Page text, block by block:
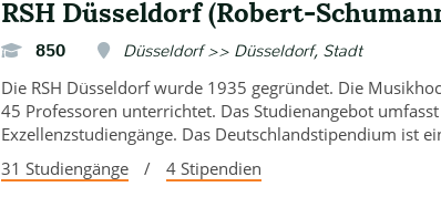
RSH Düsseldorf (Robert-
850 Düsseldorf >> Düsseldorf, Stadt
Die RSH Düsseldorf wurde 1935 gegründet. Die
45 Professoren unterrichtet. Das Studienangebot
Exzellenzstudiengänge. Das Deutschlandstipendium ist
31 Studiengänge
/ 4 Stipendien